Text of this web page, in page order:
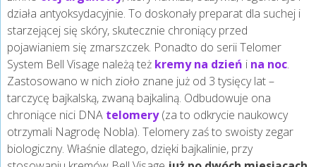
działa antyoksydacyjnie. To doskonały preparat dla suchej i
starzejącej się skóry, skutecznie chroniący przed
pojawianiem się zmarszczek. Ponadto do serii Telomer
System Bell Visage należą też kremy na dzień i na noc.
Zastosowano w nich zioło znane już od 3 tysięcy lat –
tarczycę bajkalską, zwaną bajkaliną. Odbudowuje ona
chroniące nici DNA telomery(za to odkrycie naukowcy
otrzymali Nagrodę Nobla). Telomery zaś to swoisty zegar
biologiczny. Właśnie dlatego, dzięki bajkalinie, przy